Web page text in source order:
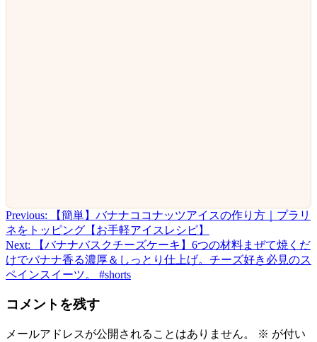
投
稿
ナ
ゲ
ー
Previous:
【簡単】バナナココナッツアイスの作り方｜プラリ
ネをトッピング【お手軽アイスレシピ】
Next:
【バナナバスクチーズケーキ】6つの材料まぜて焼くだ
けでバナナ香る濃厚＆しっとり仕上げ。チーズ好き必見のス
ペインスイーツ。 #shorts
コメントを残す
メールアドレスが公開されることはありません。 ※ が付い